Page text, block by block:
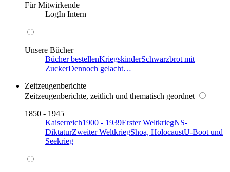
Für Mitwirkende
LogIn Intern
Unsere Bücher
Bücher bestellenKriegskinderSchwarzbrot mit
ZuckerDennoch gelacht…
Zeitzeugenberichte
Zeitzeugenberichte, zeitlich und thematisch geordnet
1850 - 1945
Kaiserreich1900 - 1939Erster WeltkriegNS-
DiktaturZweiter WeltkriegShoa, HolocaustU-Boot und
Seekrieg